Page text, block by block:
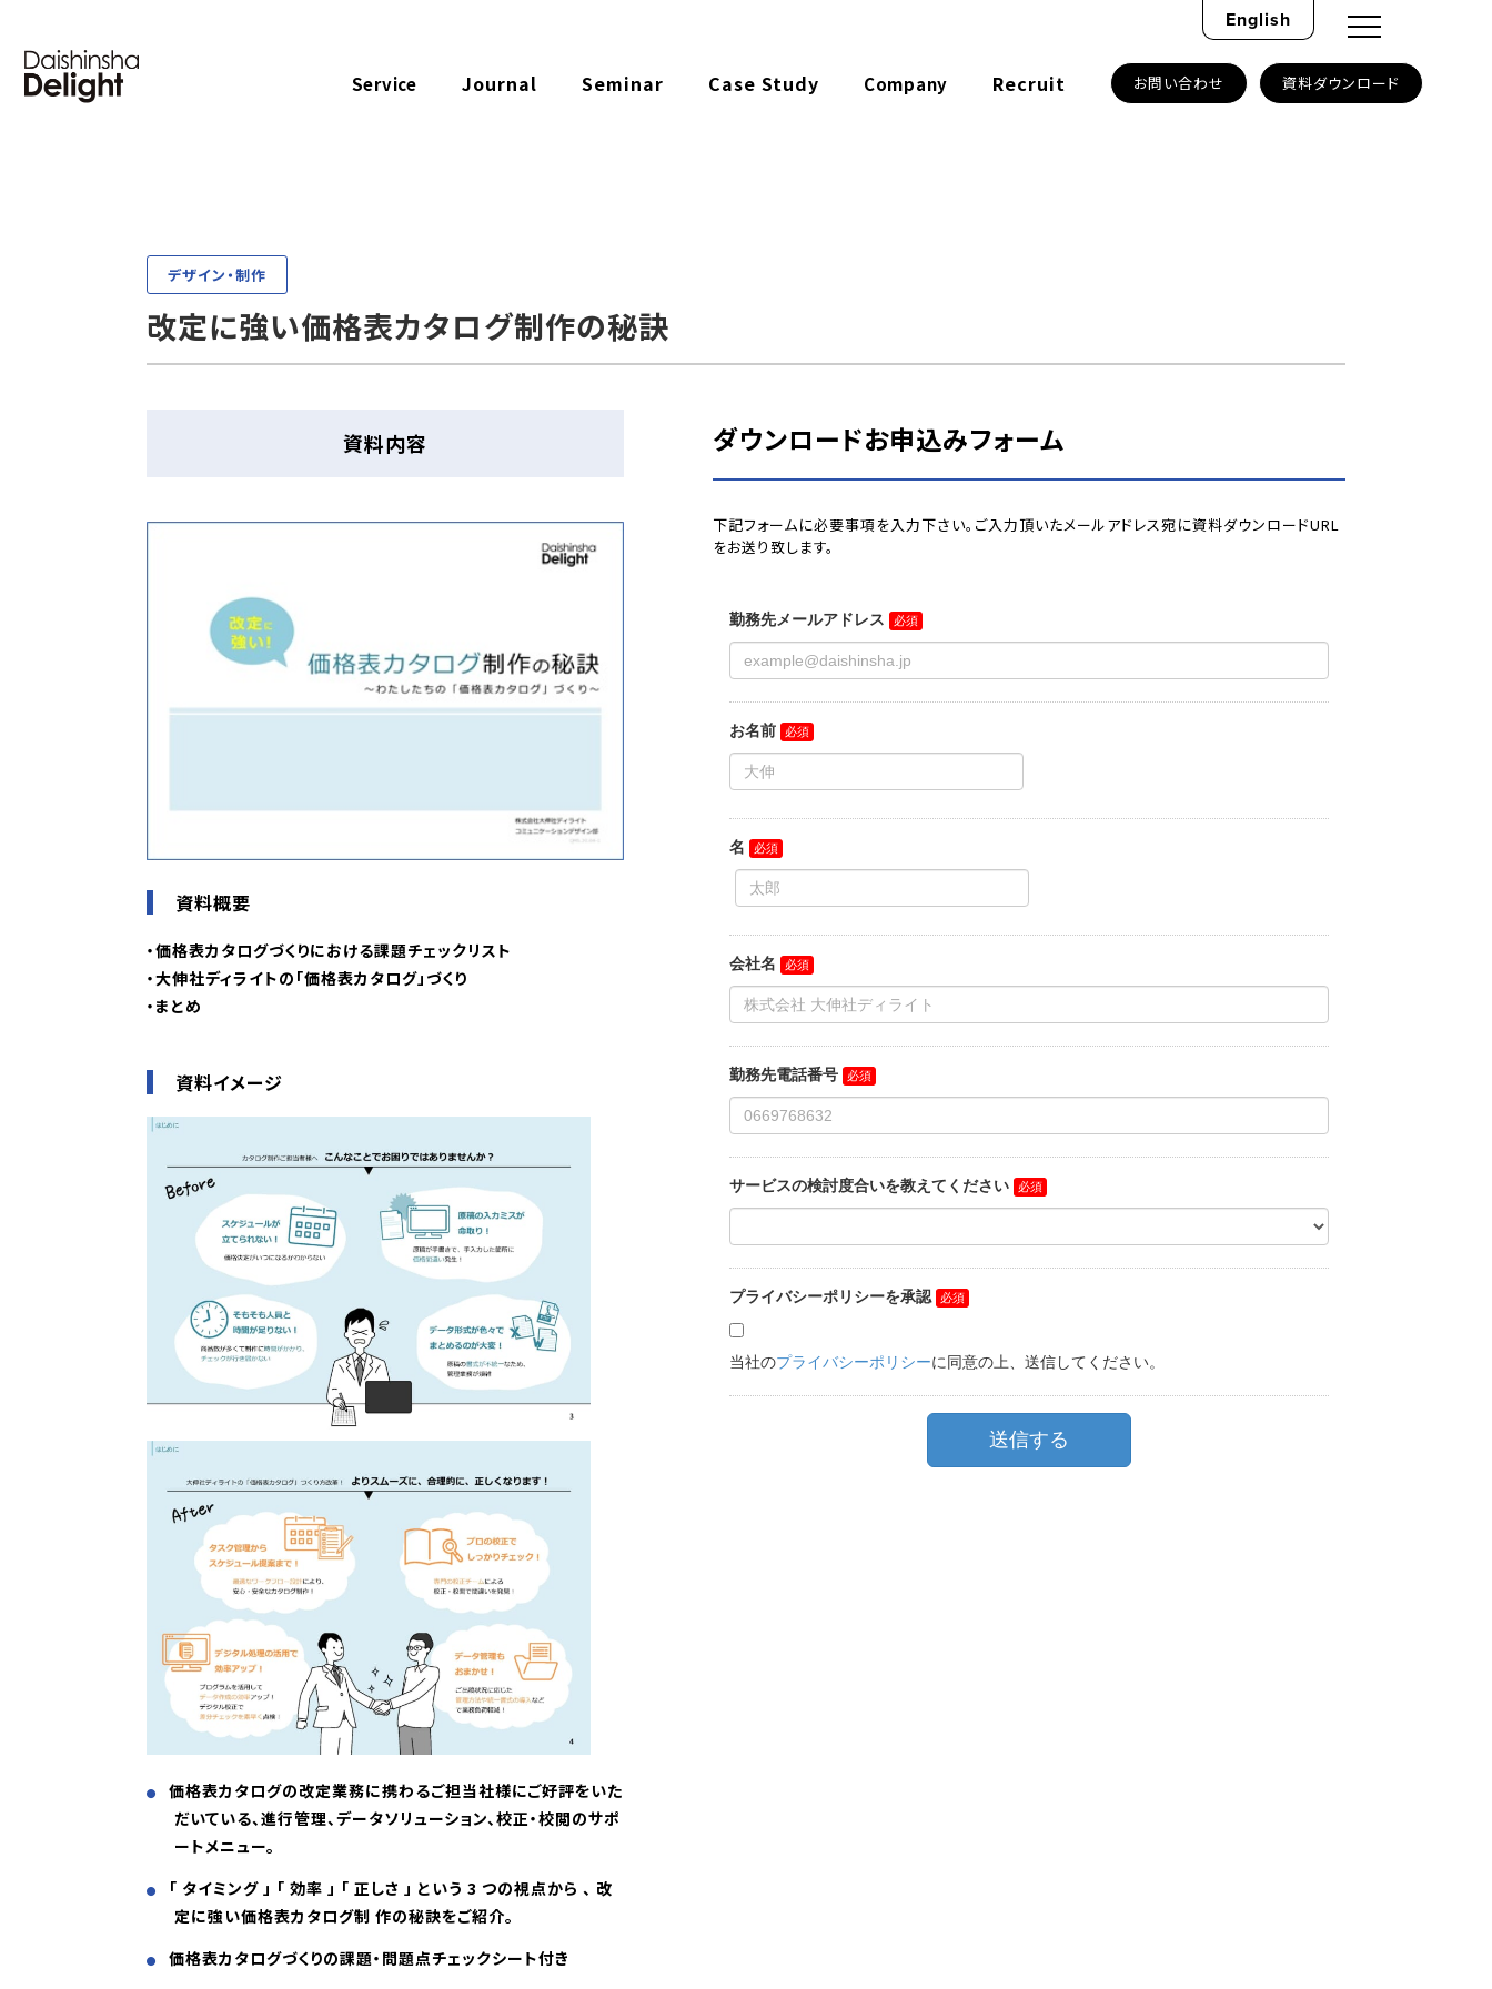
Service Journal Seminar Case Study Company Recruit お問い合わせ 資料ダウンロード
English
デザイン・制作
改定に強い価格表カタログ制作の秘訣
資料内容
資料概要
・価格表カタログづくりにおける課題チェックリスト
・大伸社ディライトの「価格表カタログ」づくり
・まとめ
資料イメージ
価格表カタログの改定業務に携わるご担当社様にご好評をいた
だいている、進行管理、データソリューション、校正・校閲のサポ
ートメニュー。
「 タイミング 」 「 効率 」 「 正しさ 」 という 3 つの視点から 、 改
定に強い価格表カタログ制 作の秘訣をご紹介。
価格表カタログづくりの課題・問題点チェックシート付き
ダウンロードお申込みフォーム
下記フォームに必要事項を入力下さい。ご入力頂いたメールアドレス宛に資料ダウンロードURL
をお送り致します。